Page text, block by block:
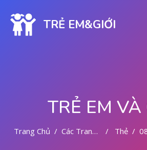
TRẺ EM&GIỚI
TRẺ EM VÀ
Trang Chủ Các Trang Của Hệ Thống Thẻ